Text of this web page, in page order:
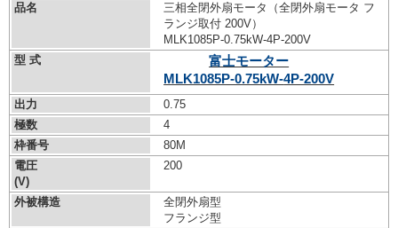
品名
三相全閉外扇モータ（全閉外扇モータ フ
ランジ取付 200V）
MLK1085P-0.75kW-4P-200V
型 式
富士モーター
MLK1085P-0.75kW-4P-200V
出力
0.75
極数
4
枠番号
80M
電圧
(V)
200
外被構造
全閉外扇型
フランジ型